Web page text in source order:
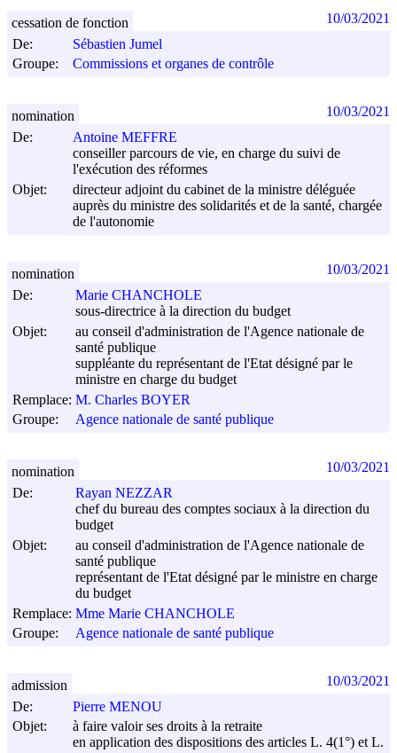
De:
Sébastien Jumel
Groupe:
Commissions et organes de contrôle
cessation de fonction 10/03/2021
De:
Antoine MEFFRE
conseiller parcours de vie, en charge du suivi de
l'exécution des réformes
Objet:
directeur adjoint du cabinet de la ministre déléguée
auprès du ministre des solidarités et de la santé, chargée
de l'autonomie
nomination 10/03/2021
De:
Marie CHANCHOLE
sous-directrice à la direction du budget
Objet:
au conseil d'administration de l'Agence nationale de
santé publique
suppléante du représentant de l'Etat désigné par le
ministre en charge du budget
Remplace: M. Charles BOYER
Groupe:
Agence nationale de santé publique
nomination 10/03/2021
De:
Rayan NEZZAR
chef du bureau des comptes sociaux à la direction du
budget
Objet:
au conseil d'administration de l'Agence nationale de
santé publique
représentant de l'Etat désigné par le ministre en charge
du budget
Remplace: Mme Marie CHANCHOLE
Groupe:
Agence nationale de santé publique
nomination 10/03/2021
De:
Pierre MENOU
Objet:
à faire valoir ses droits à la retraite
en application des dispositions des articles L. 4(1°) et L.
admission 10/03/2021